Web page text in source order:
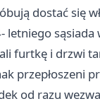
dostać się
letniego sąsiada
furtkę i drzwi
przepłoszeni
od razu